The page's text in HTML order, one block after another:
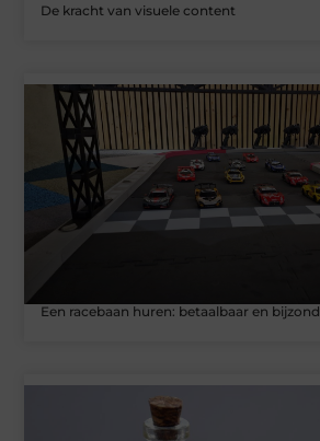
De kracht van visuele content
Een racebaan huren: betaalbaar en